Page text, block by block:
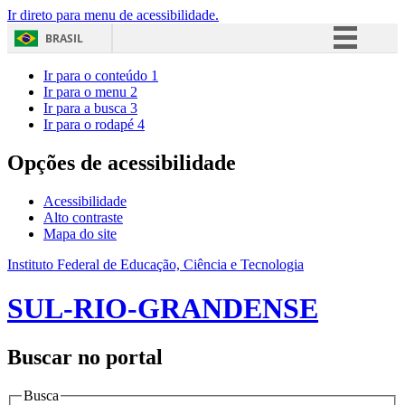
Ir direto para menu de acessibilidade.
BRASIL
Acesso à informação
Ir para o conteúdo 1
Ir para o menu 2
Ir para a busca 3
Ir para o rodapé 4
Opções de acessibilidade
Acessibilidade
Alto contraste
Mapa do site
Instituto Federal de Educação, Ciência e Tecnologia
SUL-RIO-GRANDENSE
Buscar no portal
Busca